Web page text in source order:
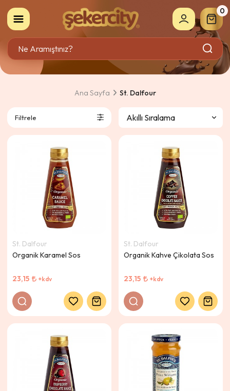
0
Ana Sayfa St. Dalfour
Filtrele
St. Dalfour
Organik Karamel Sos
23,15 +kdv
St. Dalfour
Organik Kahve Çikolata Sos
23,15 +kdv